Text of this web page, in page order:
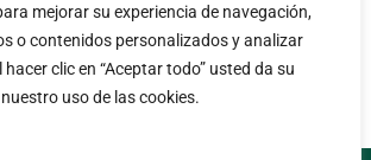
mejorar su experiencia de navegación,
o contenidos personalizados y analizar
clic en “Aceptar todo” usted da su
uso de las cookies.
Europea. Ni la Unión Europea ni la Comisión
consideradas responsables de las mismas»